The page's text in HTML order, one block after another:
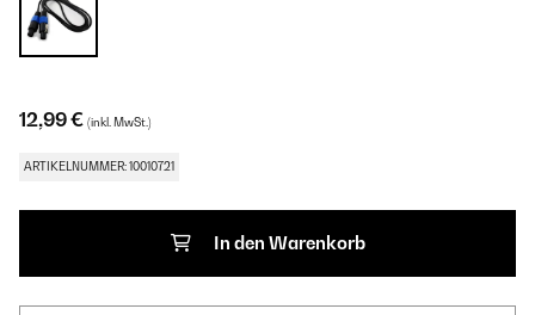
12,99 € (inkl. MwSt.)
ARTIKELNUMMER: 10010721
In den Warenkorb